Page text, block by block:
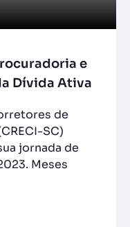
e
Dívida Ativa
de
SC)
jornada de
Meses